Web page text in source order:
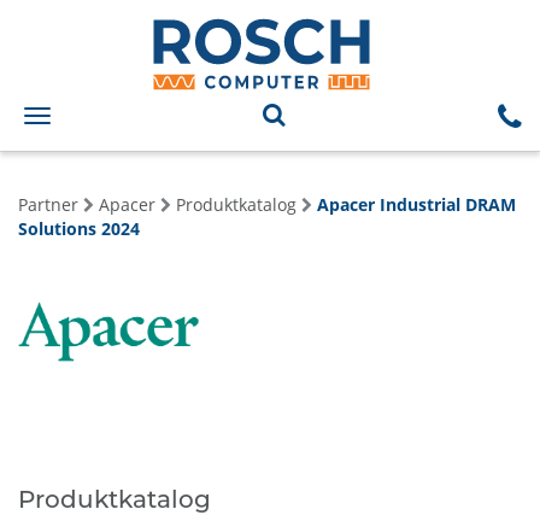
Toggle
navigation
Partner Apacer Produktkatalog
Apacer Industrial DRAM
Solutions 2024
Produktkatalog